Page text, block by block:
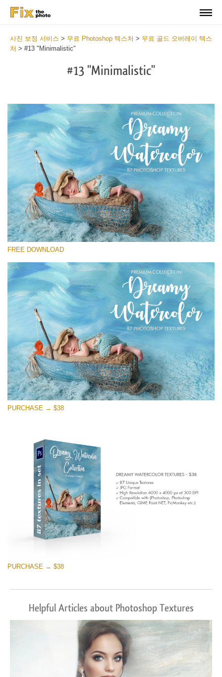
사진 보정 서비스 > 무료 Photoshop 텍스처 > 무료 골드 오버레이 텍스
처 > #13 "Minimalistic"
#13 "Minimalistic"
선택 해주세요
Small 800*533px
Dreamy Watercolor
(85 Textures)
Large 6000*4000px
Entire Collection
(1783 Overlays)
Large 6000*4000px
무료 다운로드
FREE DOWNLOAD
PURCHASE → $38
PURCHASE → $38
Helpful Articles about Photoshop Textures